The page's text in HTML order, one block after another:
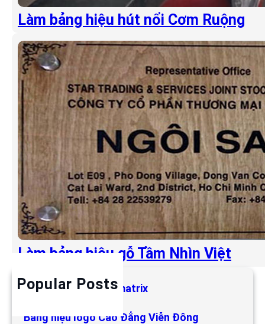
Làm bảng hiệu hút nổi Cơm Ruộng
Làm bảng hiệu gỗ Tầm Nhìn Việt
Popular Posts
Làm bảng hiệu LED matrix
Bảng hiệu logo Cao Đẳng Viễn Đông